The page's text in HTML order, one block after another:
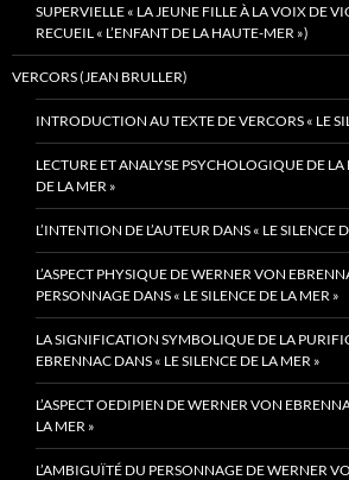
SUPERVIELLE « LA JEUNE FILLE À LA VOIX DE
RECUEIL « L’ENFANT DE LA HAUTE-MER »)
VERCORS (JEAN BRULLER)
INTRODUCTION AU TEXTE DE VERCORS « LE
LECTURE ET ANALYSE PSYCHOLOGIQUE DE LA
DE LA MER »
L’INTENTION DE L’AUTEUR DANS « LE SILENCE
L’ASPECT PHYSIQUE DE WERNER VON
PERSONNAGE DANS « LE SILENCE DE LA MER »
LA SIGNIFICATION SYMBOLIQUE DE LA
EBRENNAC DANS « LE SILENCE DE LA MER »
L’ASPECT OEDIPIEN DE WERNER VON
LA MER »
L’AMBIGUÏTÉ DU PERSONNAGE DE WERNER